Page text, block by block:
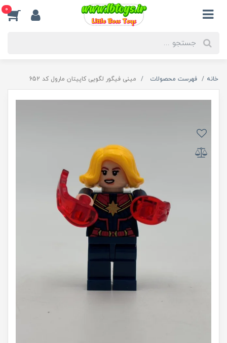
0
خانه فهرست محصولات مینی فیگور لگویی کاپیتان مارول کد 652